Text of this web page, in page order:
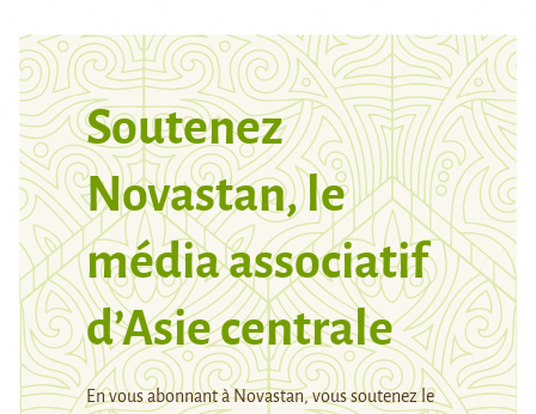
Soutenez
Novastan, le
média associatif
d’Asie centrale
En vous abonnant à Novastan, vous soutenez le